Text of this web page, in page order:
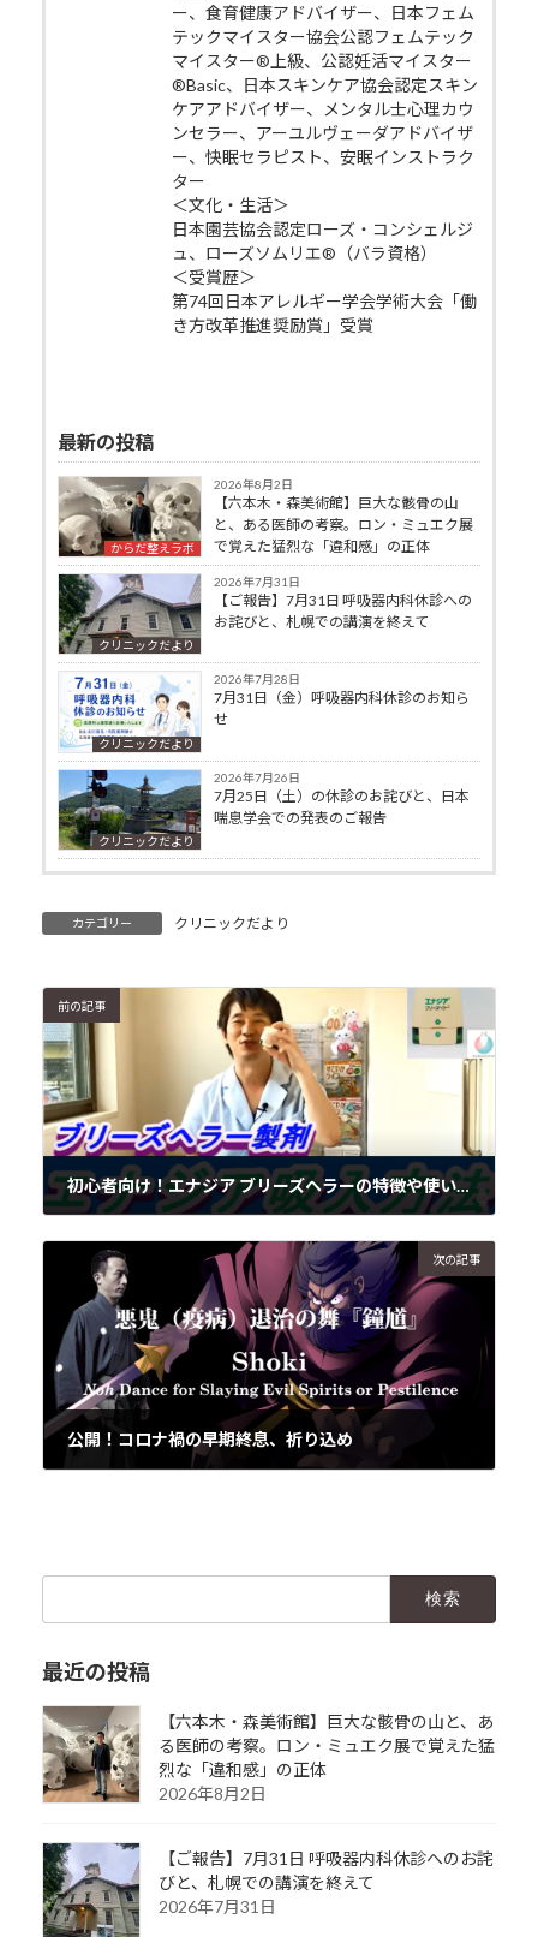
ー、食育健康アドバイザー、日本フェム
テックマイスター協会公認フェムテック
マイスター®上級、公認妊活マイスター
®Basic、日本スキンケア協会認定スキン
ケアアドバイザー、メンタル士心理カウ
ンセラー、アーユルヴェーダアドバイザ
ー、快眠セラピスト、安眠インストラク
ター
＜文化・生活＞
日本園芸協会認定ローズ・コンシェルジ
ュ、ローズソムリエ®（バラ資格）
＜受賞歴＞
第74回日本アレルギー学会学術大会「働
き方改革推進奨励賞」受賞
最新の投稿
からだ整えラボ
2026年8月2日
【六本木・森美術館】巨大な骸骨の山
と、ある医師の考察。ロン・ミュエク展
で覚えた猛烈な「違和感」の正体
クリニックだより
2026年7月31日
【ご報告】7月31日 呼吸器内科休診への
お詫びと、札幌での講演を終えて
クリニックだより
2026年7月28日
7月31日（金）呼吸器内科休診のお知ら
せ
クリニックだより
2026年7月26日
7月25日（土）の休診のお詫びと、日本
喘息学会での発表のご報告
カテゴリー クリニックだより
前の記事
初心者向け！エナジア ブリーズヘラーの特徴や使い方、吸入方法
次の記事
公開！コロナ禍の早期終息、祈り込め
最近の投稿
【六本木・森美術館】巨大な骸骨の山と、あ
る医師の考察。ロン・ミュエク展で覚えた猛
烈な「違和感」の正体
2026年8月2日
【ご報告】7月31日 呼吸器内科休診へのお詫
びと、札幌での講演を終えて
2026年7月31日